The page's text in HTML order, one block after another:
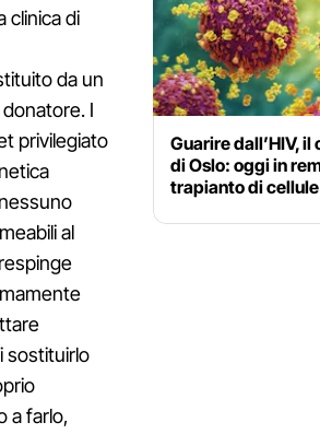
clinica di
da un
I
privilegiato
al
sostituirlo
a farlo,
Guarire dall’HIV,
di Oslo: oggi in
trapianto di